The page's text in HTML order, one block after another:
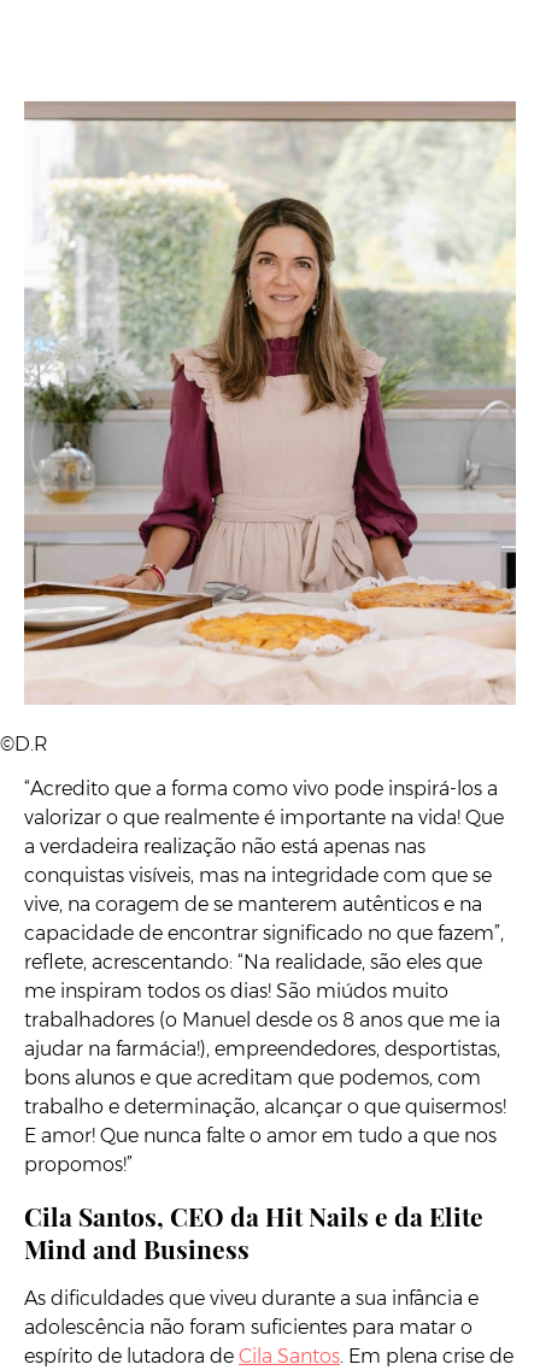
©D.R
“Acredito que a forma como vivo pode inspirá-los a
valorizar o que realmente é importante na vida! Que
a verdadeira realização não está apenas nas
conquistas visíveis, mas na integridade com que se
vive, na coragem de se manterem autênticos e na
capacidade de encontrar significado no que fazem”,
reflete, acrescentando: “Na realidade, são eles que
me inspiram todos os dias! São miúdos muito
trabalhadores (o Manuel desde os 8 anos que me ia
ajudar na farmácia!), empreendedores, desportistas,
bons alunos e que acreditam que podemos, com
trabalho e determinação, alcançar o que quisermos!
E amor! Que nunca falte o amor em tudo a que nos
propomos!”
Cila Santos, CEO da Hit Nails e da Elite
Mind and Business
As dificuldades que viveu durante a sua infância e
adolescência não foram suficientes para matar o
espírito de lutadora de Cila Santos. Em plena crise de